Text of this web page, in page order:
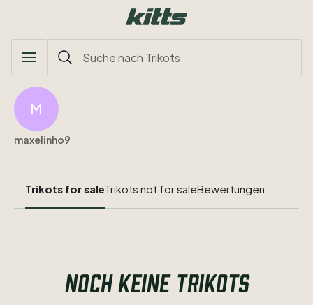
M
maxelinho9
Trikots for saleTrikots not for saleBewertungen
NOCH KEINE TRIKOTS